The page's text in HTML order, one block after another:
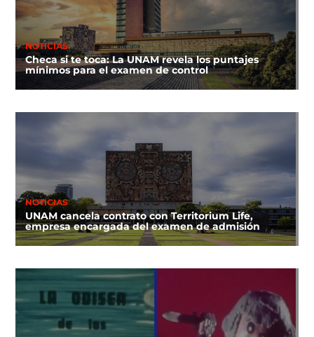
NOTICIAS
Checa si te toca: La UNAM revela los puntajes
mínimos para el examen de control
NOTICIAS
UNAM cancela contrato con Territorium Life,
empresa encargada del examen de admisión